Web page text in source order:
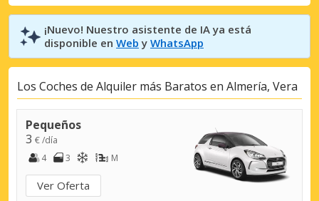
¡Nuevo! Nuestro asistente de IA ya está
disponible en Web y WhatsApp
Los Coches de Alquiler más Baratos en Almería, Vera
Pequeños
3 € /día
4
3 M
Ver Oferta